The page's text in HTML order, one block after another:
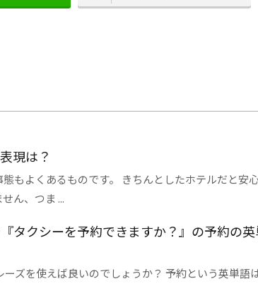
現は？
もよくあるものです。 きちんとしたホテルだと安
ん、つま ...
タクシーを予約できますか？』の予約の
ズを使えば良いのでしょうか？ 予約という英単語は